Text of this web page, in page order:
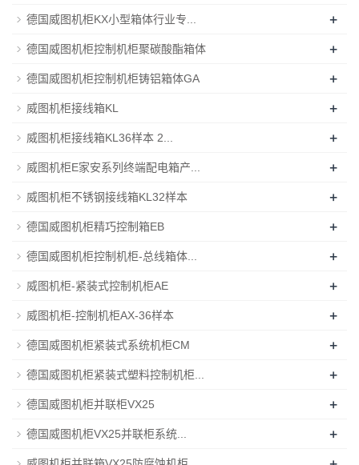
德国威图机柜KX小型箱体行业专... +
德国威图机柜控制机柜聚碳酸酯箱体 +
德国威图机柜控制机柜铸铝箱体GA +
威图机柜接线箱KL +
威图机柜接线箱KL36样本 2... +
威图机柜E家安系列终端配电箱产... +
威图机柜不锈钢接线箱KL32样本 +
德国威图机柜精巧控制箱EB +
德国威图机柜控制机柜-总线箱体... +
威图机柜-紧装式控制机柜AE +
威图机柜-控制机柜AX-36样本 +
德国威图机柜紧装式系统机柜CM +
德国威图机柜紧装式塑料控制机柜... +
德国威图机柜并联柜VX25 +
德国威图机柜VX25并联柜系统... +